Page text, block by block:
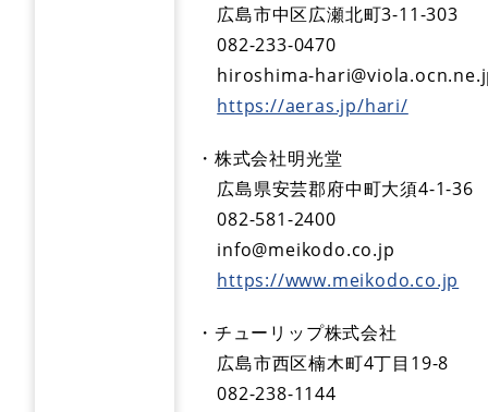
広島市中区広瀬北町3-11-303
082-233-0470
hiroshima-
https://aeras.jp/hari/
・株式会社明光堂
広島県安芸郡府中町大須4-1-36
082-581-2400
info@meikodo.co.jp
https://www.meikodo.co.jp
・チューリップ株式会社
広島市西区楠木町4丁目19-8
082-238-1144